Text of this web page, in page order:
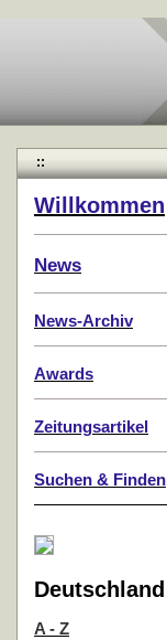
::
Willkommen
News
News-Archiv
Awards
Zeitungsartikel
Suchen & Finden
Deutschland
A - Z